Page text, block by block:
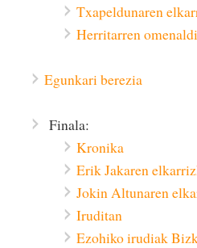
Txapeldunaren
Herritarren
Egunkari berezia
Finala:
Kronika
Erik Jakaren
Jokin Altunaren
Iruditan
Ezohiko irudiak